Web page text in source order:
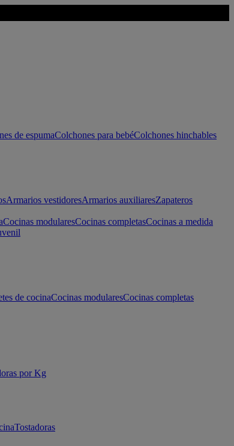
de espumaColchones para bebéColchones hinchables
Armarios vestidoresArmarios auxiliaresZapateros
Cocinas modularesCocinas completasCocinas a medida
de cocinaCocinas modularesCocinas completas
por Kg
Tostadoras